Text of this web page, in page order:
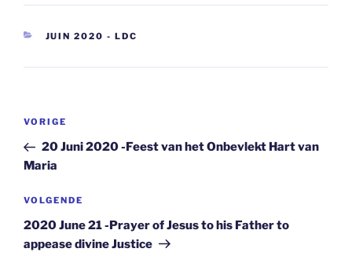
CATEGORIEËN
JUIN 2020 - LDC
Berichtnavigatie
Vorig
bericht
VORIGE
20 Juni 2020 -Feest van het Onbevlekt Hart van
Maria
Volgend
bericht
VOLGENDE
2020 June 21 -Prayer of Jesus to his Father to
appease divine Justice